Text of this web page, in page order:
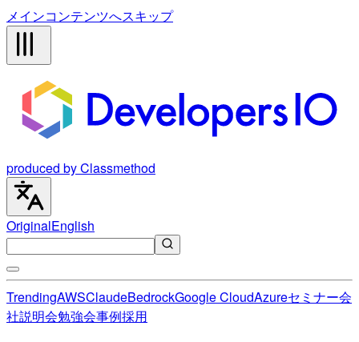
メインコンテンツへスキップ
produced by Classmethod
OriginalEnglish
TrendingAWSClaudeBedrockGoogle CloudAzureセミナー会
社説明会勉強会事例採用